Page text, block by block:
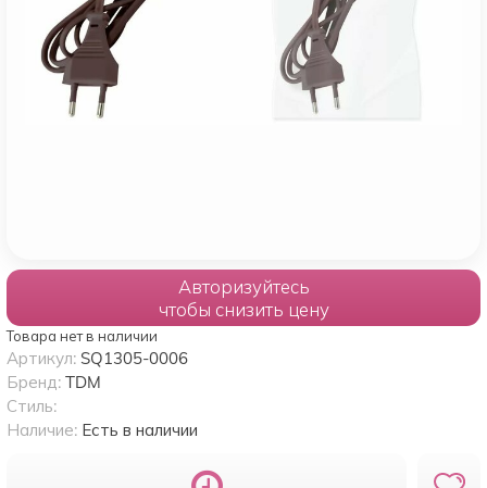
Авторизуйтесь
чтобы снизить цену
Товара нет в наличии
Артикул: SQ1305-0006
Бренд: TDM
Стиль:
Наличие: Есть в наличии